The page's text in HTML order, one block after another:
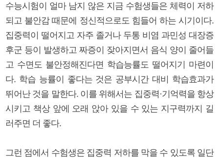
수능시험이 얼마 남지 않은 지금 수험생들은 체력이 저하
되고 불안감 때문에 정신적으로도 힘들어 하는 시기이다.
집중력이 떨어지고 자주 졸거나 두통 비염 과민성 대장증
후군 등이 발생하고 짜증이 잦아지면서 음식 양이 줄어들
고 수면도 불안정해진다면 학습능률도 떨어지기 마련이
다. 학습 능률이 좋다는 것은 공부시간 대비 학습효과가
뛰어난 것을 말한다. 이를 위해서는 집중력·기억력을 항상
시키고 책상 앞에 오래 앉아 있을 수 있는 지구력까지 길
러주면 더 좋다.
그런 점에서 수험생은 집중력 저하를 막을 수 있도록 일단